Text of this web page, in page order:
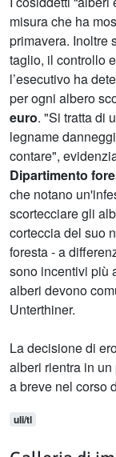
misura che ha
primavera. Inoltre
taglio, il controllo
l’esecutivo ha
per ogni albero
euro. "Si tratta di
legname
contare",
Dipartimento
che notano
scortecciare gli
corteccia del suo
foresta - a
sono incentivi più
alberi devono
Unterthiner.
La decisione di
alberi rientra in
a breve nel corso
uli/tl